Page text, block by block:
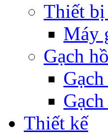
Thiết bị
Máy
Gạch
Thiết kế